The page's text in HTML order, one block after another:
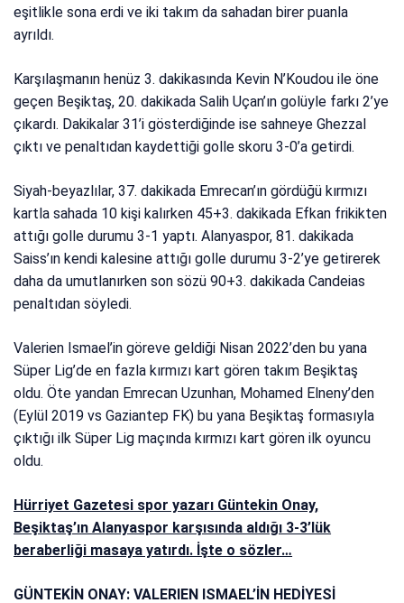
eşitlikle sona erdi ve iki takım da sahadan birer puanla
ayrıldı.
Karşılaşmanın henüz 3. dakikasında Kevin N’Koudou ile öne
geçen Beşiktaş, 20. dakikada Salih Uçan’ın golüyle farkı 2’ye
çıkardı. Dakikalar 31’i gösterdiğinde ise sahneye Ghezzal
çıktı ve penaltıdan kaydettiği golle skoru 3-0’a getirdi.
Siyah-beyazlılar, 37. dakikada Emrecan’ın gördüğü kırmızı
kartla sahada 10 kişi kalırken 45+3. dakikada Efkan frikikten
attığı golle durumu 3-1 yaptı. Alanyaspor, 81. dakikada
Saiss’ın kendi kalesine attığı golle durumu 3-2’ye getirerek
daha da umutlanırken son sözü 90+3. dakikada Candeias
penaltıdan söyledi.
Valerien Ismael’in göreve geldiği Nisan 2022’den bu yana
Süper Lig’de en fazla kırmızı kart gören takım Beşiktaş
oldu. Öte yandan Emrecan Uzunhan, Mohamed Elneny’den
(Eylül 2019 vs Gaziantep FK) bu yana Beşiktaş formasıyla
çıktığı ilk Süper Lig maçında kırmızı kart gören ilk oyuncu
oldu.
Hürriyet Gazetesi spor yazarı Güntekin Onay,
Beşiktaş’ın Alanyaspor karşısında aldığı 3-3’lük
beraberliği masaya yatırdı. İşte o sözler…
GÜNTEKİN ONAY: VALERIEN ISMAEL’İN HEDİYESİ